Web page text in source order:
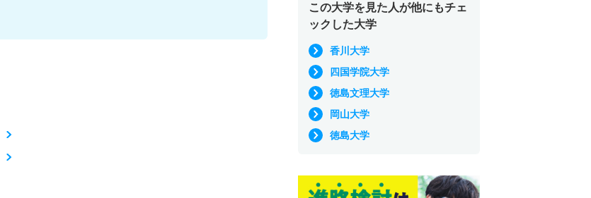
この大学を見た人が他にもチェ
ックした大学
香川大学
四国学院大学
徳島文理大学
岡山大学
徳島大学